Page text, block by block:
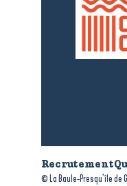
Recrutement
© La Baule-Presqu’île de